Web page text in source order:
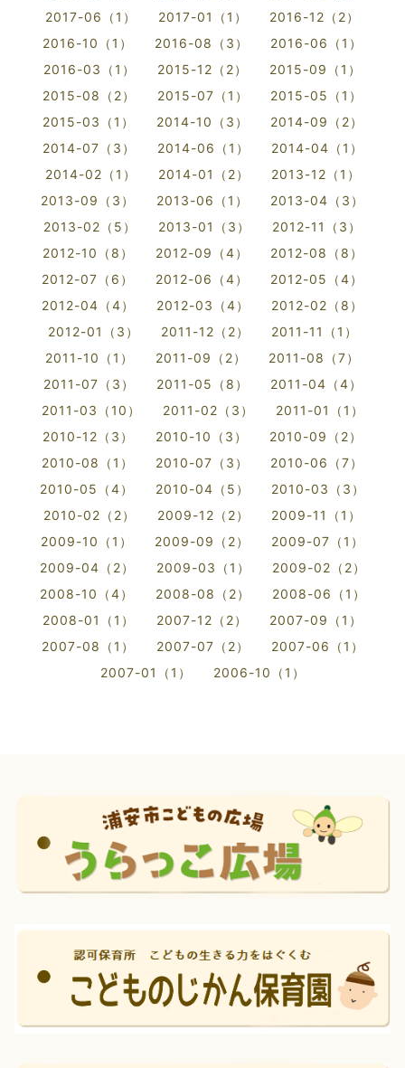
2017-06（1）
2017-01（1）
2016-12（2）
2016-10（1）
2016-08（3）
2016-06（1）
2016-03（1）
2015-12（2）
2015-09（1）
2015-08（2）
2015-07（1）
2015-05（1）
2015-03（1）
2014-10（3）
2014-09（2）
2014-07（3）
2014-06（1）
2014-04（1）
2014-02（1）
2014-01（2）
2013-12（1）
2013-09（3）
2013-06（1）
2013-04（3）
2013-02（5）
2013-01（3）
2012-11（3）
2012-10（8）
2012-09（4）
2012-08（8）
2012-07（6）
2012-06（4）
2012-05（4）
2012-04（4）
2012-03（4）
2012-02（8）
2012-01（3）
2011-12（2）
2011-11（1）
2011-10（1）
2011-09（2）
2011-08（7）
2011-07（3）
2011-05（8）
2011-04（4）
2011-03（10）
2011-02（3）
2011-01（1）
2010-12（3）
2010-10（3）
2010-09（2）
2010-08（1）
2010-07（3）
2010-06（7）
2010-05（4）
2010-04（5）
2010-03（3）
2010-02（2）
2009-12（2）
2009-11（1）
2009-10（1）
2009-09（2）
2009-07（1）
2009-04（2）
2009-03（1）
2009-02（2）
2008-10（4）
2008-08（2）
2008-06（1）
2008-01（1）
2007-12（2）
2007-09（1）
2007-08（1）
2007-07（2）
2007-06（1）
2007-01（1）
2006-10（1）